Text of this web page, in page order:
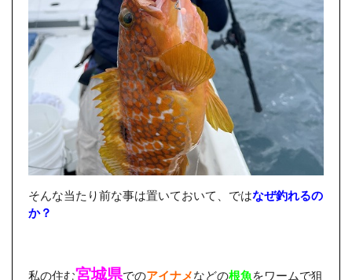
そんな当たり前な事は置いておいて、ではなぜ釣れるの
か？
私の住む宮城県でのアイナメなどの根魚をワームで狙